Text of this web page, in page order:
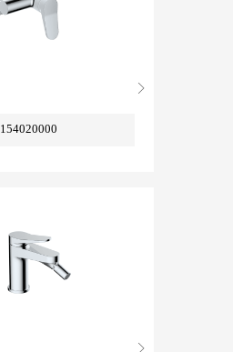
154020000